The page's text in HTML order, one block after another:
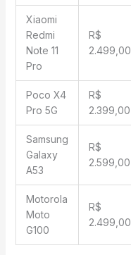
Xiaomi
Redmi
Note 11
Pro
R$
2.499,00
Poco X4
Pro 5G
R$
2.399,00
Samsung
Galaxy
A53
R$
2.599,00
Motorola
Moto
G100
R$
2.499,00